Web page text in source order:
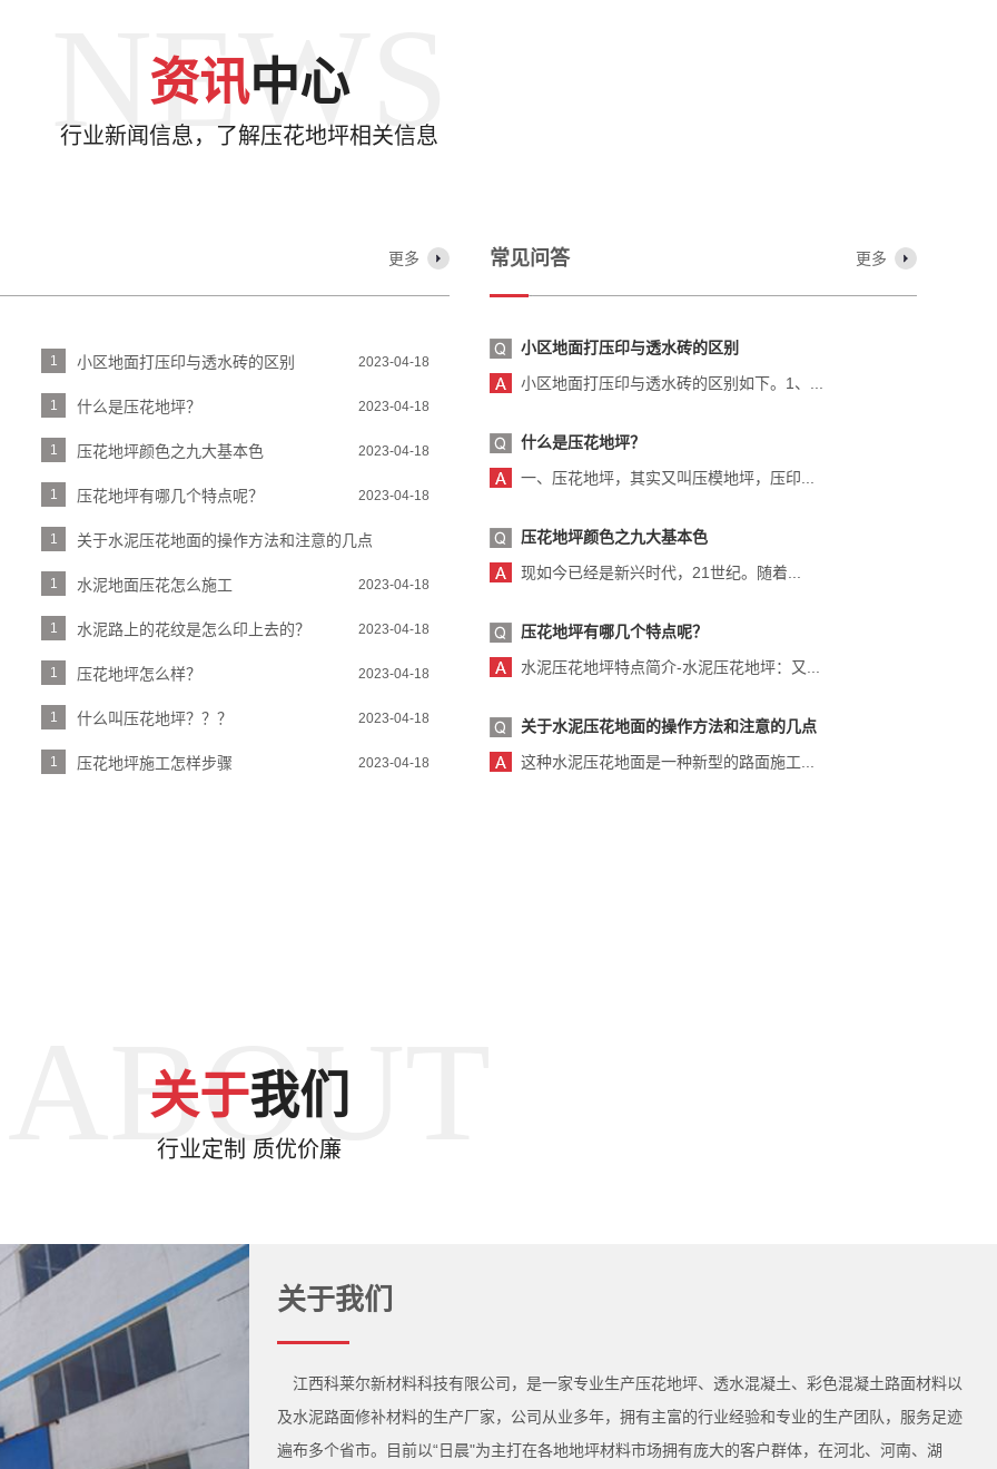
NEWS
资讯中心
行业新闻信息，了解压花地坪相关信息
更多
1 小区地面打压印与透水砖的区别 2023-04-18
1 什么是压花地坪？ 2023-04-18
1 压花地坪颜色之九大基本色 2023-04-18
1 压花地坪有哪几个特点呢？ 2023-04-18
1 关于水泥压花地面的操作方法和注意的几点
2023-04-18
1 水泥地面压花怎么施工 2023-04-18
1 水泥路上的花纹是怎么印上去的？ 2023-04-18
1 压花地坪怎么样？ 2023-04-18
1 什么叫压花地坪？？？ 2023-04-18
1 压花地坪施工怎样步骤 2023-04-18
常见问答 更多
小区地面打压印与透水砖的区别
小区地面打压印与透水砖的区别如下。1、...
什么是压花地坪？
一、压花地坪，其实又叫压模地坪，压印...
压花地坪颜色之九大基本色
现如今已经是新兴时代，21世纪。随着...
压花地坪有哪几个特点呢？
水泥压花地坪特点简介-水泥压花地坪：又...
关于水泥压花地面的操作方法和注意的几点
这种水泥压花地面是一种新型的路面施工...
ABOUT
关于我们
行业定制 质优价廉
关于我们
江西科莱尔新材料科技有限公司，是一家专业生产压花地坪、透水混凝土、彩色混凝土路面材料以
及水泥路面修补材料的生产厂家，公司从业多年，拥有主富的行业经验和专业的生产团队，服务足迹
遍布多个省市。目前以“日晨"为主打在各地地坪材料市场拥有庞大的客户群体，在河北、河南、湖